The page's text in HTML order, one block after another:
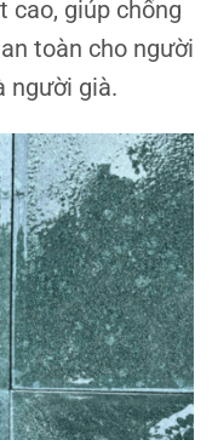
cao, giúp chống
toàn cho người
người già.